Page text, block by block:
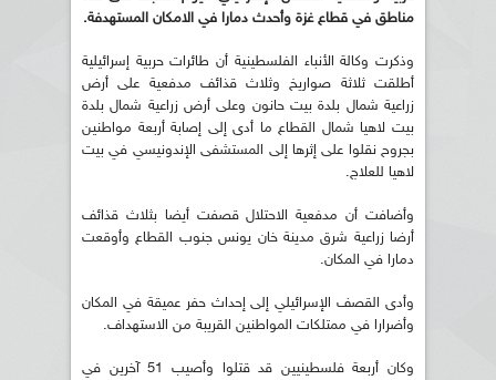
مناطق في قطاع غزة وأحدث دمارا في الامكان المستهدفة.
وذكرت وكالة الأنباء الفلسطينية أن طائرات حربية إسرائيلية
أطلقت ثلاثة صواريخ وثلاث قذائف مدفعية على أرض
زراعية شمال بلدة بيت حانون وعلى أرض زراعية شمال بلدة
بيت لاهيا شمال القطاع ما أدى إلى إصابة أربعة مواطنين
بجروح نقلوا على إثرها إلى المستشفى الإندونيسي في بيت
لاهيا للعلاج.
وأضافت أن مدفعية الاحتلال قصفت أيضا بثلاث قذائف
أرضا زراعية شرق مدينة خان يونس جنوب القطاع وأوقعت
دمارا في المكان.
وأدى القصف الإسرائيلي إلى إحداث حفر عميقة في المكان
وأضرارا في ممتلكات المواطنين القريبة من الاستهداف.
وكان أربعة فلسطينيين قد قتلوا وأصيب 51 آخرين في